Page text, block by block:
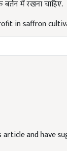
article and have